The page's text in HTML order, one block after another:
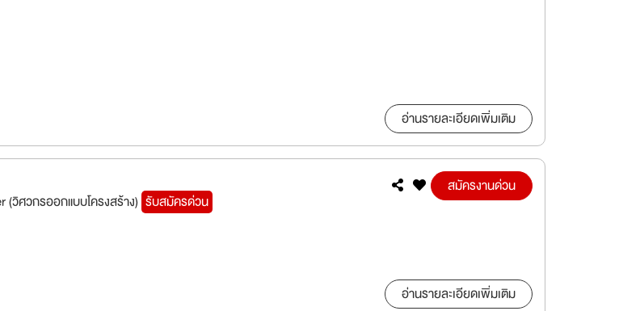
อ่านรายละเอียดเพิ่มเติม
วิศวกรออกแบบโครงสร้าง) รับสมัครด่วน
สมัครงานด่วน
อ่านรายละเอียดเพิ่มเติม